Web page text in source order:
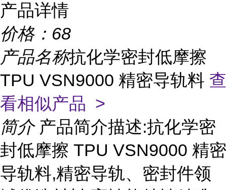
产品详情
价格： 68
产品名称抗化学密封低摩擦
TPU VSN9000 精密导轨料 查
看相似产品 >
简介 产品简介描述:抗化学密
封低摩擦 TPU VSN9000 精密
导轨料,精密导轨、密封件领